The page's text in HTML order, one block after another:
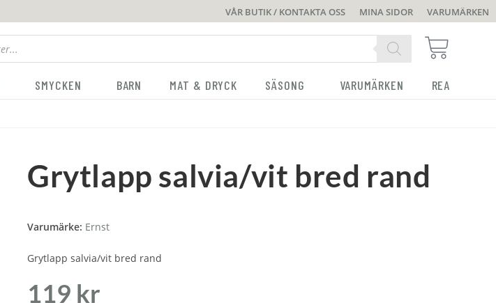
VÅR BUTIK / KONTAKTA OSS MINA SIDOR VARUMÄRKEN
SMYCKEN BARN MAT & DRYCK SÄSONG VARUMÄRKEN REA
Grytlapp salvia/vit bred rand
Varumärke: Ernst
Grytlapp salvia/vit bred rand
119 kr